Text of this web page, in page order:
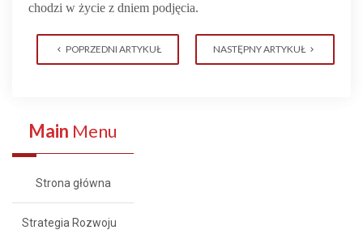
chodzi w życie z dniem podjęcia.
POPRZEDNI ARTYKUŁ NASTĘPNY ARTYKUŁ
Main Menu
Strona główna
Strategia Rozwoju